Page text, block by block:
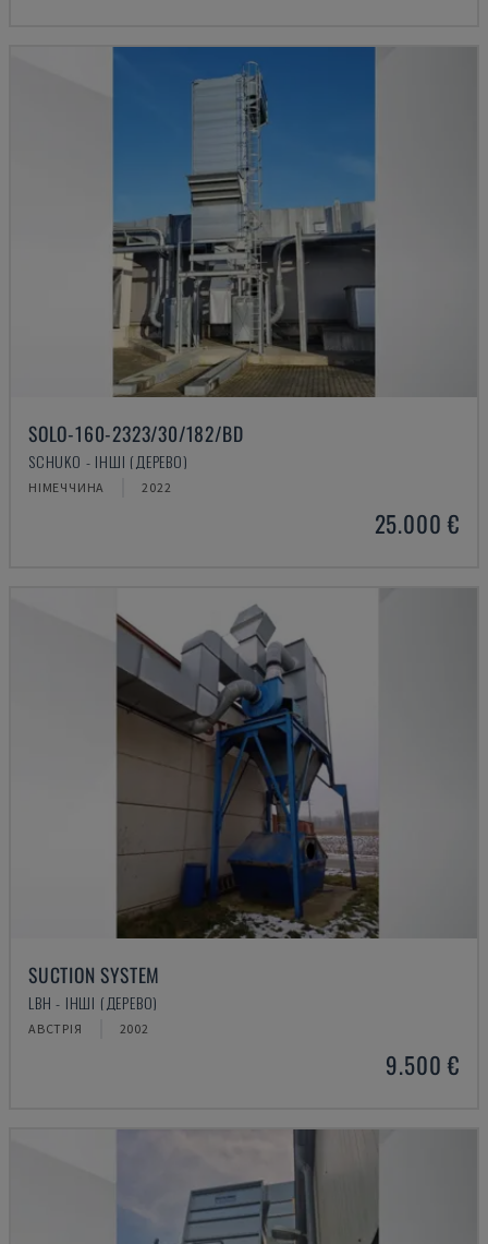
SOLO-160-2323/30/182/BD
SCHUKO - ІНШІ (ДЕРЕВО)
НІМЕЧЧИНА 2022
25.000 €
SUCTION SYSTEM
LBH - ІНШІ (ДЕРЕВО)
АВСТРІЯ 2002
9.500 €